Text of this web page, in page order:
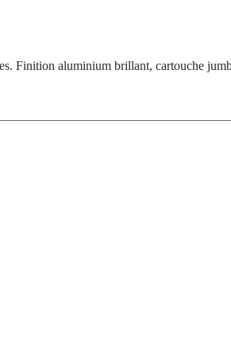
Finition aluminium brillant, cartouche